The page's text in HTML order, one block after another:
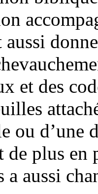
aussi
et des
ou d’une
de plus en
a aussi